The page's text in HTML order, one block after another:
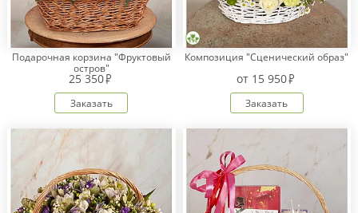
Подарочная корзина "Фруктовый
остров"
25 350
Заказать
Композиция "Сценический образ"
от 15 950
Заказать